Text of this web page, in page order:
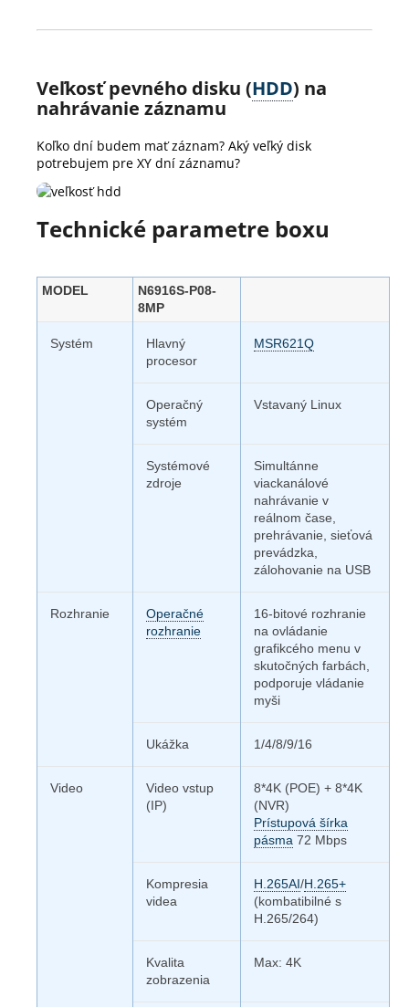
Veľkosť pevného disku (HDD) na
nahrávanie záznamu
Koľko dní budem mať záznam? Aký veľký disk
potrebujem pre XY dní záznamu?
Technické parametre boxu
MODEL
N6916S-P08-
8MP
Systém
Hlavný
procesor
MSR621Q
Operačný
systém
Vstavaný Linux
Systémové
zdroje
Simultánne
viackanálové
nahrávanie v
reálnom čase,
prehrávanie, sieťová
prevádzka,
zálohovanie na USB
Rozhranie
Operačné
rozhranie
16-bitové rozhranie
na ovládanie
grafikcého menu v
skutočných farbách,
podporuje vládanie
myši
Ukážka 1/4/8/9/16
Video
Video vstup
(IP)
8*4K (POE) + 8*4K
(NVR)
Prístupová šírka
pásma 72 Mbps
Kompresia
videa
H.265AI/H.265+
(kombatibilné s
H.265/264)
Kvalita
zobrazenia
Max: 4K